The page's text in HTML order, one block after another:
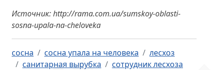
Источник: http://rama.com.ua/sumskoy-oblasti-
sosna-upala-na-cheloveka
сосна сосна упала на человека
лесхоз
санитарная вырубка
сотрудник лесхоза